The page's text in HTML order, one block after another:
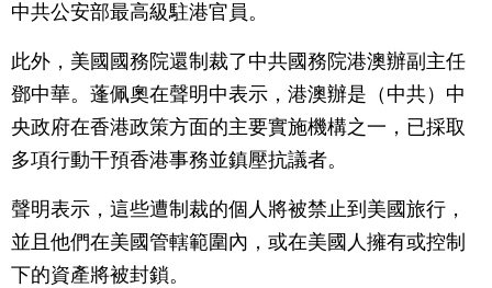
中共公安部最高級駐港官員。
此外，美國國務院還制裁了中共國務院港澳辦副主任
鄧中華。蓬佩奧在聲明中表示，港澳辦是（中共）中
央政府在香港政策方面的主要實施機構之一，已採取
多項行動干預香港事務並鎮壓抗議者。
聲明表示，這些遭制裁的個人將被禁止到美國旅行，
並且他們在美國管轄範圍內，或在美國人擁有或控制
下的資產將被封鎖。